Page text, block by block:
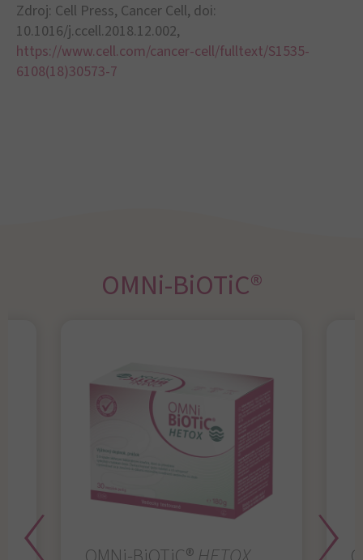
Zdroj: Cell Press, Cancer Cell, doi:
10.1016/j.ccell.2018.12.002,
https://www.cell.com/cancer-cell/fulltext/S1535-
6108(18)30573-7
OMNi-BiOTiC®